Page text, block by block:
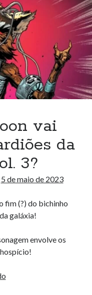
inspiraram
o
filme
vai
da
3?
5 de maio de 2023
fim (?) do bichinho
galáxia!
envolve os
Rocket